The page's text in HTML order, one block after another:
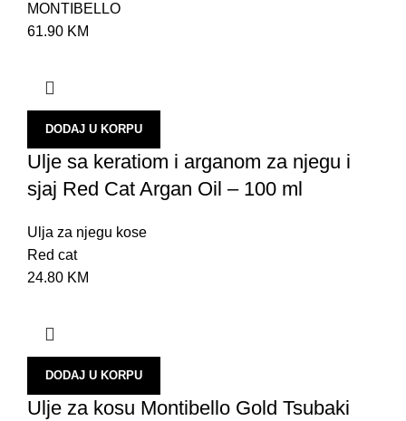
MONTIBELLO
61.90 KM
DODAJ U KORPU
Ulje sa keratiom i arganom za njegu i
sjaj Red Cat Argan Oil – 100 ml
Ulja za njegu kose
Red cat
24.80 KM
DODAJ U KORPU
Ulje za kosu Montibello Gold Tsubaki